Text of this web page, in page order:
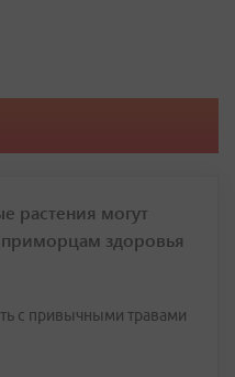
растения могут
приморцам здоровья
с привычными травами